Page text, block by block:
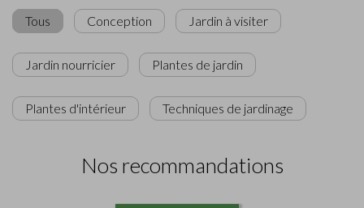
Tous Conception Jardin à visiter
Jardin nourricier Plantes de jardin
Plantes d'intérieur Techniques de jardinage
Nos recommandations